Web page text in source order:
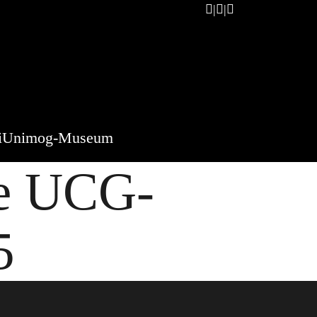
Unimog-Museum
UCG-